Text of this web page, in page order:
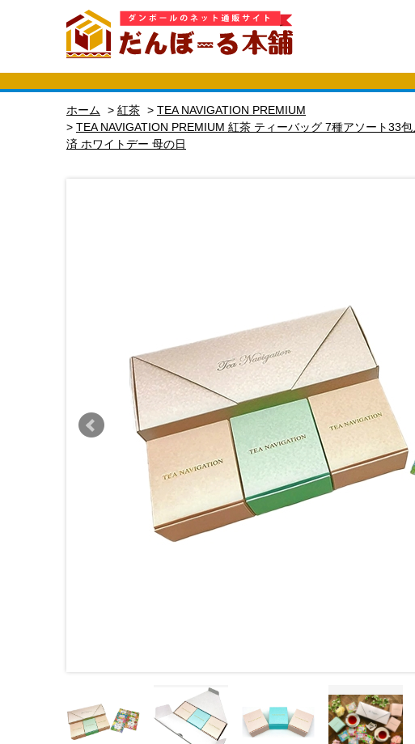
ホーム > 紅茶 > TEA NAVIGATION PREMIUM
> TEA NAVIGATION PREMIUM 紅茶 ティーバッグ 7種アソート33
済 ホワイトデー 母の日